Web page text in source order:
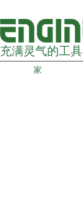
充满灵气的工具
家